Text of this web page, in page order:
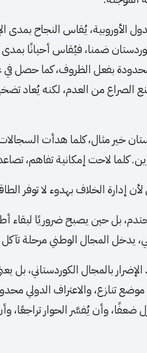
الأوروبية، يُقاس النجاح بمدى
ضمنا، فيُقاس أحيانًا
بفعل الظروف، كما حصل
الصراع من العدم، لكنه يُعاد
خير مثال، كلما هدأت
كلما لاحت إمكانية تفاهم،
إدارة الخلاف بهدوء لا توفر
بل حين يصبح ضروريًا لبقاء
يدخل المجال الوطني مرحلة
بالمجال الكوردستاني، بل
تنازع، والاعتراف الدولي
ضعفًا، وأن يُفسَّر الحوار تراجعًا،